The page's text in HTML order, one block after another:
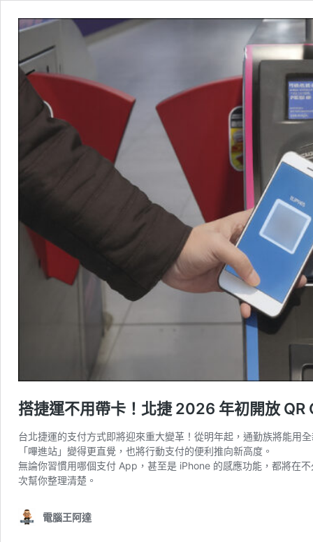
搭捷運不用帶卡！北捷 2026 年初開放
台北捷運的支付方式即將迎來重大變革！從明年起，通勤族將能用
「嗶進站」變得更直覺，也將行動支付的便利推向新高度。
無論你習慣用哪個支付 App，甚至是 iPhone 的感應功能，都將在
次幫你整理清楚。
電腦王阿達